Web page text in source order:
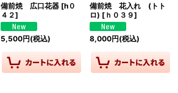
備前焼 広口花器 [h０
４２]
5,500円(税込)
備前焼 花入れ (トト
ロ) [ｈ０３９]
8,000円(税込)